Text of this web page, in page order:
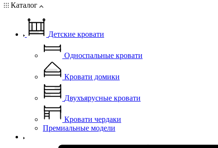
Каталог
Детские кровати
Односпальные кровати
Кровати домики
Двухъярусные кровати
Кровати чердаки
Премиальные модели